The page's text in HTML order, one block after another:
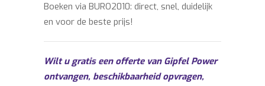
Boeken via BURO2010: direct, snel, duidelijk
en voor de beste prijs!
Wilt u gratis een offerte van Gipfel Power
ontvangen, beschikbaarheid opvragen,